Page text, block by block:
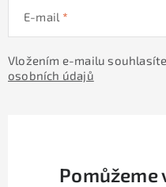
E-mail
Vložením e-mailu
osobních údajů
Pomůžeme